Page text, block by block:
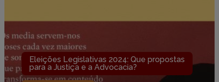
Eleições Legislativas 2024: Que propostas
para a Justiça e a Advocacia?